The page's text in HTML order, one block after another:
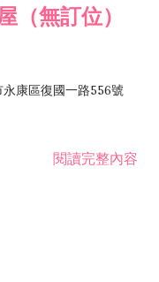
（無訂位）
康區復國一路556號
閱讀完整內容